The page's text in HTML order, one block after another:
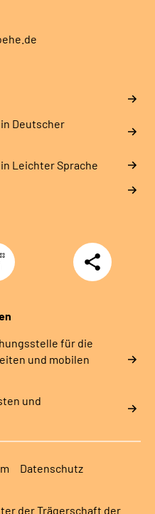
Deutscher
Leichter Sprache
www.kununu.com/de/deutsche-
Teilen
für die
und mobilen
und
Datenschutz
der Trägerschaft der